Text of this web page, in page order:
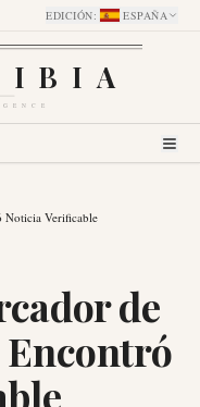
EDICIÓN: ESPAÑA
Noticia Verificable
de
Encontró